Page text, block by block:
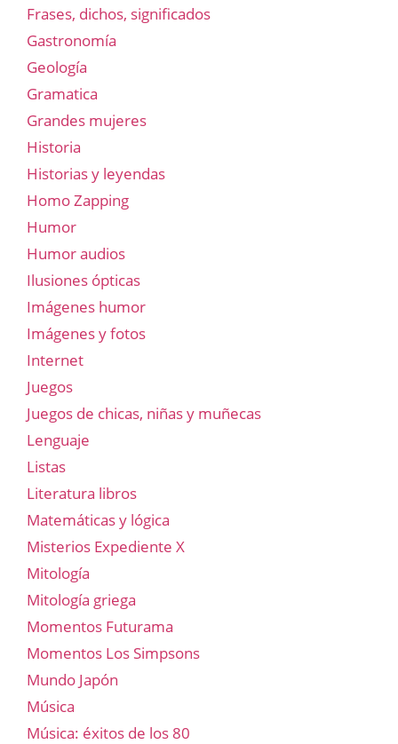
Frases, dichos, significados
Gastronomía
Geología
Gramatica
Grandes mujeres
Historia
Historias y leyendas
Homo Zapping
Humor
Humor audios
Ilusiones ópticas
Imágenes humor
Imágenes y fotos
Internet
Juegos
Juegos de chicas, niñas y muñecas
Lenguaje
Listas
Literatura libros
Matemáticas y lógica
Misterios Expediente X
Mitología
Mitología griega
Momentos Futurama
Momentos Los Simpsons
Mundo Japón
Música
Música: éxitos de los 80